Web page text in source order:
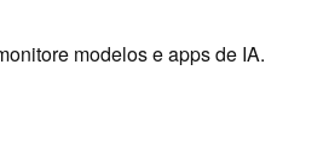
modelos e apps de IA.